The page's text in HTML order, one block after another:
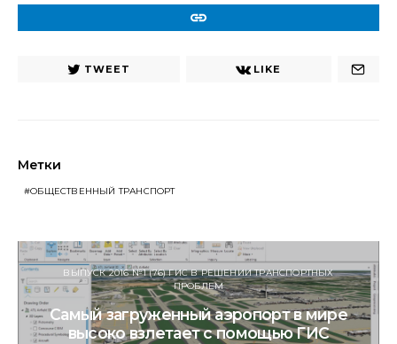
TWEET LIKE
Метки
ОБЩЕСТВЕННЫЙ ТРАНСПОРТ
ВЫПУСК 2016 №1 (76) ГИС В РЕШЕНИИ ТРАНСПОРТНЫХ
ПРОБЛЕМ
Самый загруженный аэропорт в мире
высоко взлетает с помощью ГИС